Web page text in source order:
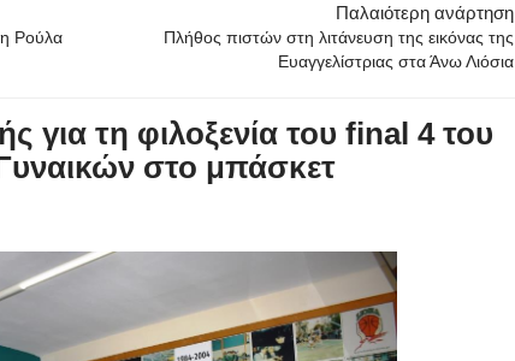
η Ρούλα
Παλαιότερη ανάρτηση
Πλήθος πιστών στη λιτάνευση της εικόνας της
Ευαγγελίστριας στα Άνω Λιόσια
τη φιλοξενία του final 4 του
στο μπάσκετ